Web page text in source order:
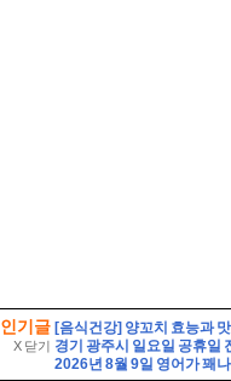
인기글
X 닫기
2026년 8월 9일 영어가 꽤